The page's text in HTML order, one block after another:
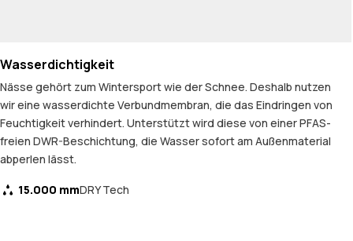
Wasserdichtigkeit
Nässe gehört zum Wintersport wie der Schnee. Deshalb nutzen
wir eine wasserdichte Verbundmembran, die das Eindringen von
Feuchtigkeit verhindert. Unterstützt wird diese von einer PFAS-
freien DWR-Beschichtung, die Wasser sofort am Außenmaterial
abperlen lässt.
15.000 mmDRY Tech